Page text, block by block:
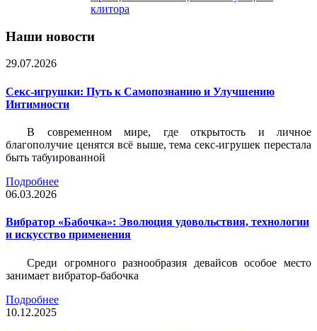
клитора
Наши новости
29.07.2026
Секс-игрушки: Путь к Самопознанию и Улучшению
Интимности
В современном мире, где открытость и личное
благополучие ценятся всё выше, тема секс-игрушек перестала
быть табуированной
Подробнее
06.03.2026
Вибратор «Бабочка»: Эволюция удовольствия, технологии
и искусство применения
Среди огромного разнообразия девайсов особое место
занимает вибратор-бабочка
Подробнее
10.12.2025